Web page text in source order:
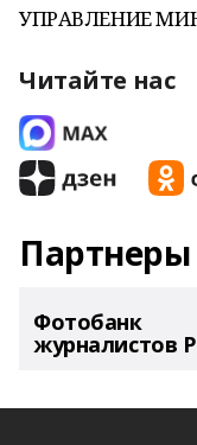
УПРАВЛЕНИЕ
Читайте нас
Партнеры
Фотобанк
журналистов